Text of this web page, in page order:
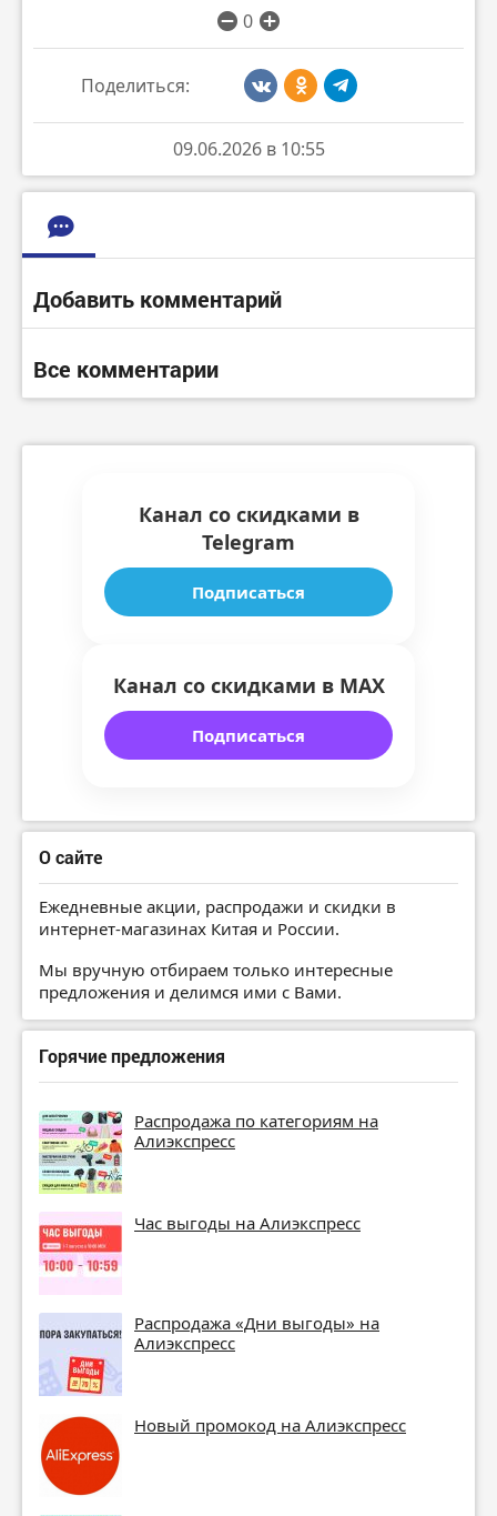
0
Поделиться:
09.06.2026 в 10:55
Добавить комментарий
Все комментарии
Канал со скидками в
Telegram
Подписаться
Канал со скидками в MAX
Подписаться
О сайте
Ежедневные акции, распродажи и скидки в
интернет-магазинах Китая и России.
Мы вручную отбираем только интересные
предложения и делимся ими с Вами.
Горячие предложения
Распродажа по категориям на
Алиэкспресс
Час выгоды на Алиэкспресс
Распродажа «Дни выгоды» на
Алиэкспресс
Новый промокод на Алиэкспресс